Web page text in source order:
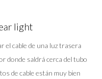
light
el cable de una luz trasera
donde saldrá cerca del tubo
de cable están muy bien